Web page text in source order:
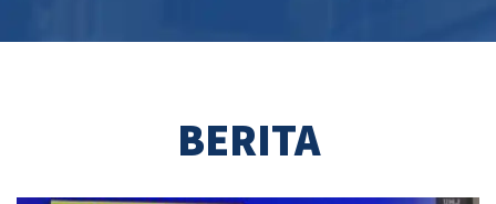
BERITA